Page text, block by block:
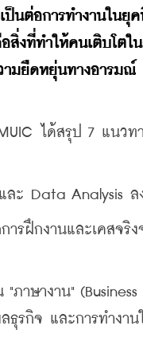
นต่อการทำงานในยุ
งที่ทำให้คนเติบโตใ
มยืดหยุ่นทางอารมณ์
ได้สรุป 7 แนวทา
Analysis ลง
กงานและเคสจริง
างาน" (Business
ธุรกิจ และการทำง